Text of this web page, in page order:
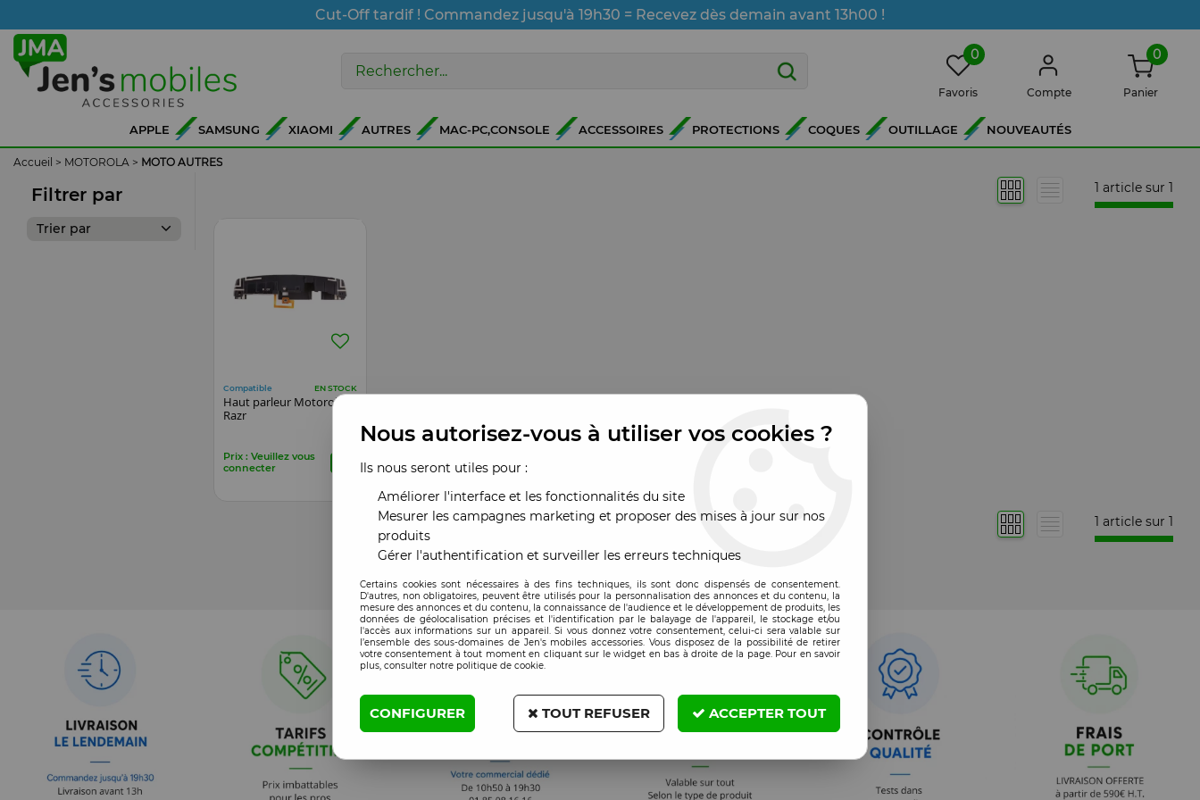
Cut-Off tardif ! Commandez jusqu'à 19h30 = Recevez dès demain avant 13h00 !
0
Favoris Compte
0
Panier
APPLE SAMSUNG XIAOMI AUTRES MAC-PC,CONSOLE ACCESSOIRES PROTECTIONS COQUES OUTILLAGE NOUVEAUTÉS
Accueil > MOTOROLA > MOTO AUTRES
Filtrer par
Trier par
1 article sur 1
Compatible EN STOCK
Haut parleur Motorola
Razr
Prix : Veuillez vous
connecter
1 article sur 1
Nous autorisez-vous à utiliser vos cookies ?
Ils nous seront utiles pour :
Améliorer l'interface et les fonctionnalités du site
Mesurer les campagnes marketing et proposer des mises à jour sur nos
produits
Gérer l'authentification et surveiller les erreurs techniques
Certains cookies sont nécessaires à des fins techniques, ils sont donc dispensés de consentement.
D'autres, non obligatoires, peuvent être utilisés pour la personnalisation des annonces et du contenu, la
mesure des annonces et du contenu, la connaissance de l'audience et le développement de produits, les
données de géolocalisation précises et l'identification par le balayage de l'appareil, le stockage et/ou
l'accès aux informations sur un appareil. Si vous donnez votre consentement, celui-ci sera valable sur
l’ensemble des sous-domaines de Jen's mobiles accessories. Vous disposez de la possibilité de retirer
votre consentement à tout moment en cliquant sur le widget en bas à droite de la page. Pour en savoir
plus, consulter notre politique de cookie.
CONFIGURER TOUT REFUSER ACCEPTER TOUT